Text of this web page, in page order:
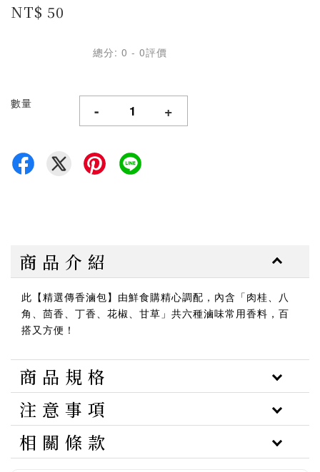
NT$ 50
總分: 0 - 0評價
數量 - +
商 品 介 紹
此【精選傳香滷包】由鮮食購精心調配，內含「肉桂、八
角、茴香、丁香、花椒、甘草」共六種滷味常用香料，百
搭又方便！
商 品 規 格
注 意 事 項
相 關 條 款